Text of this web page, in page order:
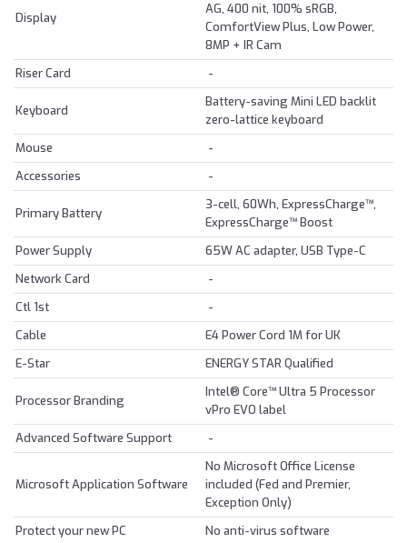
Display
AG, 400 nit, 100% sRGB,
ComfortView Plus, Low Power,
8MP + IR Cam
Riser Card
-
Keyboard
Battery-saving Mini LED backlit
zero-lattice keyboard
Mouse
-
Accessories
-
Primary Battery
3-cell, 60Wh, ExpressCharge™,
ExpressCharge™ Boost
Power Supply
65W AC adapter, USB Type-C
Network Card
-
Ctl 1st
-
Cable
E4 Power Cord 1M for UK
E-Star
ENERGY STAR Qualified
Processor Branding
Intel® Core™ Ultra 5 Processor
vPro EVO label
Advanced Software Support
-
Microsoft Application Software
No Microsoft Office License
included (Fed and Premier,
Exception Only)
Protect your new PC
No anti-virus software